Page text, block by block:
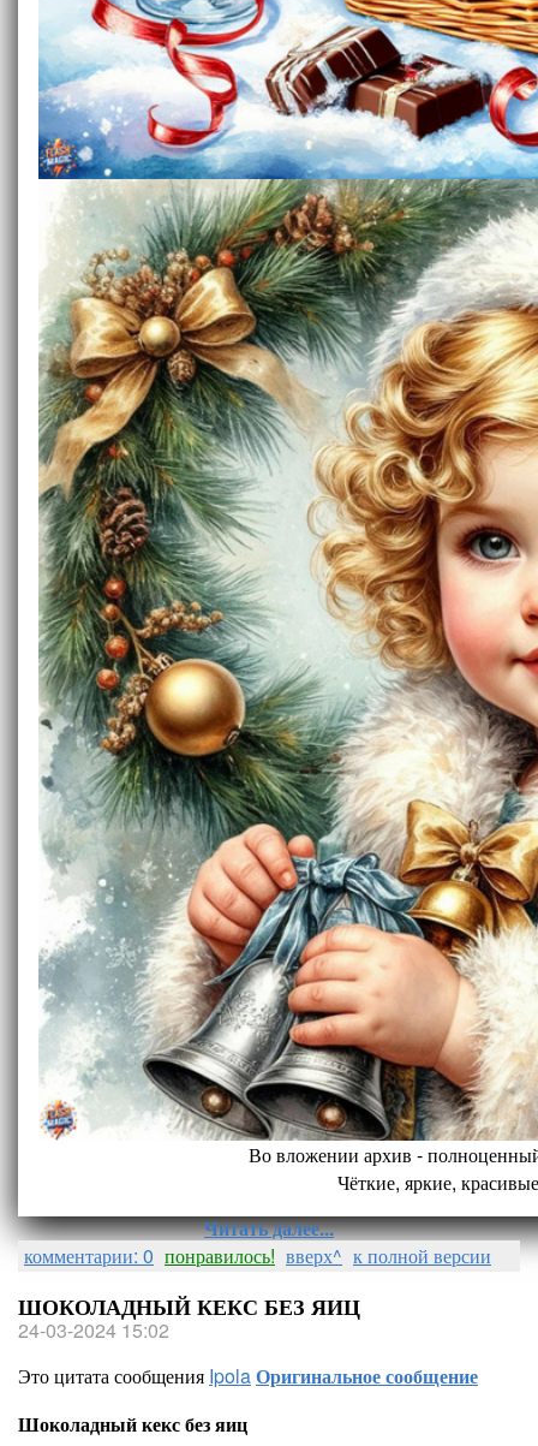
Во вложении архив -
Чёткие, яркие,
Читать далее...
комментарии: 0 понравилось! вверх^ к полной версии
ШОКОЛАДНЫЙ КЕКС БЕЗ ЯИЦ
24-03-2024 15:02
Это цитата сообщения IpolaОригинальное сообщение
Шоколадный кекс без яиц